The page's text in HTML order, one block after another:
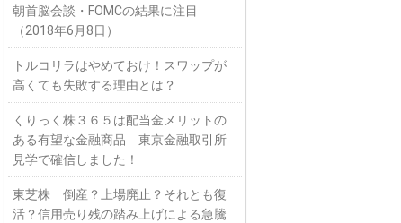
朝首脳会談・FOMCの結果に注目
（2018年6月8日）
トルコリラはやめておけ！スワップが
高くても失敗する理由とは？
くりっく株３６５は配当金メリットの
ある有望な金融商品 東京金融取引所
見学で確信しました！
東芝株 倒産？上場廃止？それとも復
活？信用売り残の踏み上げによる急騰